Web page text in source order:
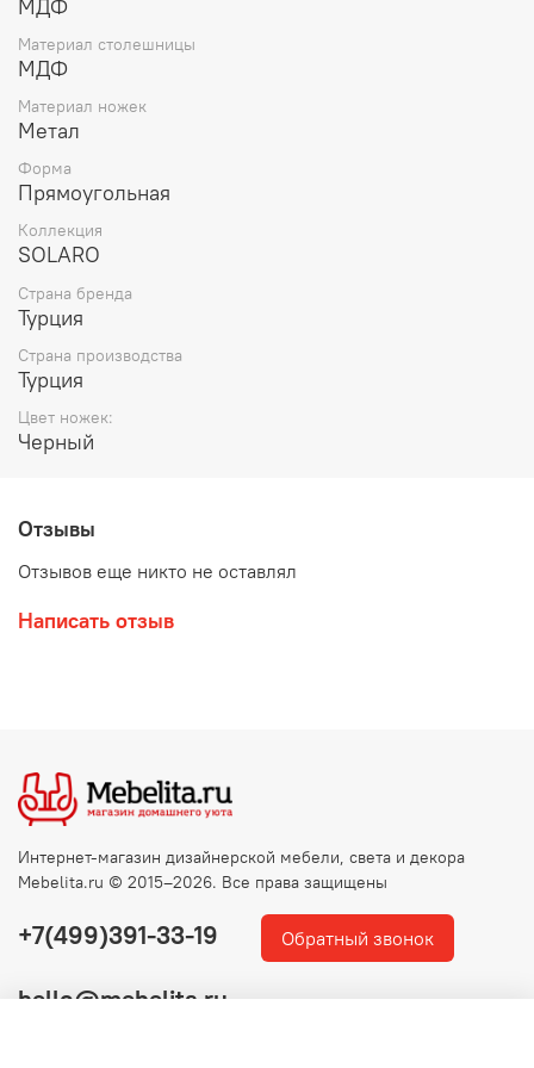
МДФ
Материал столешницы
МДФ
Материал ножек
Метал
Форма
Прямоугольная
Коллекция
SOLARO
Страна бренда
Турция
Страна производства
Турция
Цвет ножек:
Черный
Отзывы
Отзывов еще никто не оставлял
Написать отзыв
+7(499)391-33-19 Обратный звонок
hello@mebelita.ru
Интернет-магазин дизайнерской мебели, света и декора
Mebelita.ru © 2015–2026. Все права защищены